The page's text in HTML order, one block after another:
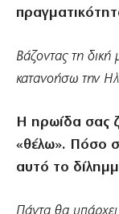
Βάζοντας τη
κατανοήσω την
Η ηρωίδα σας
«θέλω». Πόσο
αυτό το